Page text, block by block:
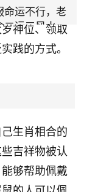
后提供正规
神位、领取
践的方式。
生肖相合的
吉祥物被认
够帮助佩戴
命运不行，老
二运三风水，
太岁，看年
！
，店开一家关
。前些年攒的
看看到底怎么